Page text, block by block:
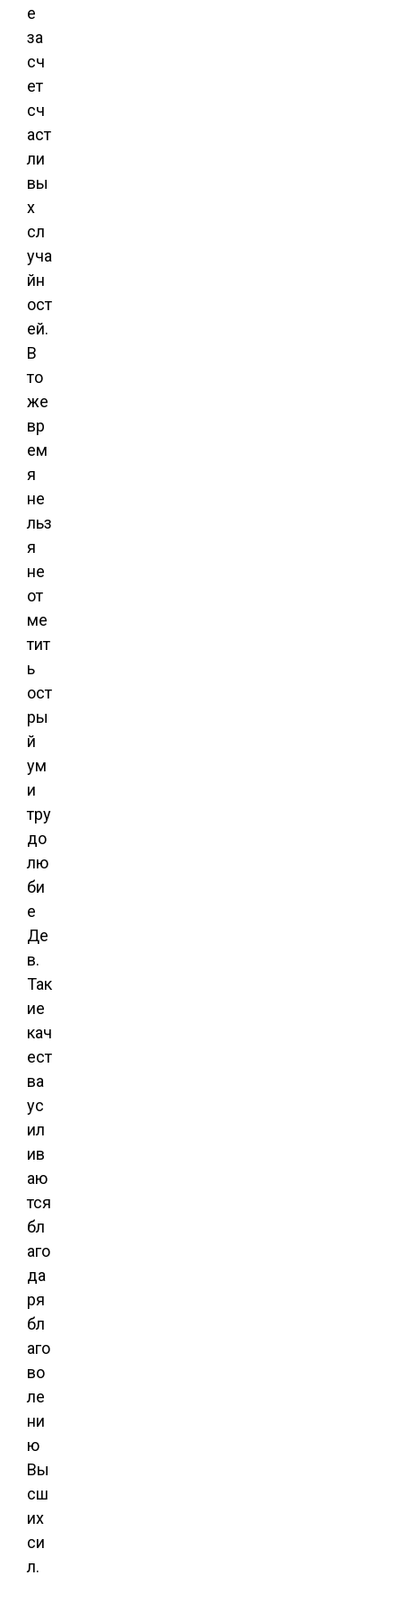
е
за
сч
ет
сч
аст
ли
вы
х
сл
уча
йн
ост
ей.
В
то
же
вр
ем
я
не
льз
я
не
от
ме
тит
ь
ост
ры
й
ум
и
тру
до
лю
би
е
Де
в.
Так
ие
кач
ест
ва
ус
ил
ив
аю
тся
бл
аго
да
ря
бл
аго
во
ле
ни
ю
Вы
сш
их
си
л.